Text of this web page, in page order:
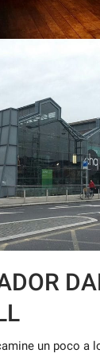
un poco a